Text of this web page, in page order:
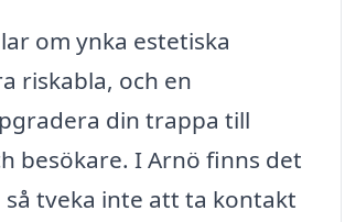
om ynka estetiska
riskabla, och en
din trappa till
besökare. I Arnö finns det
tveka inte att ta kontakt